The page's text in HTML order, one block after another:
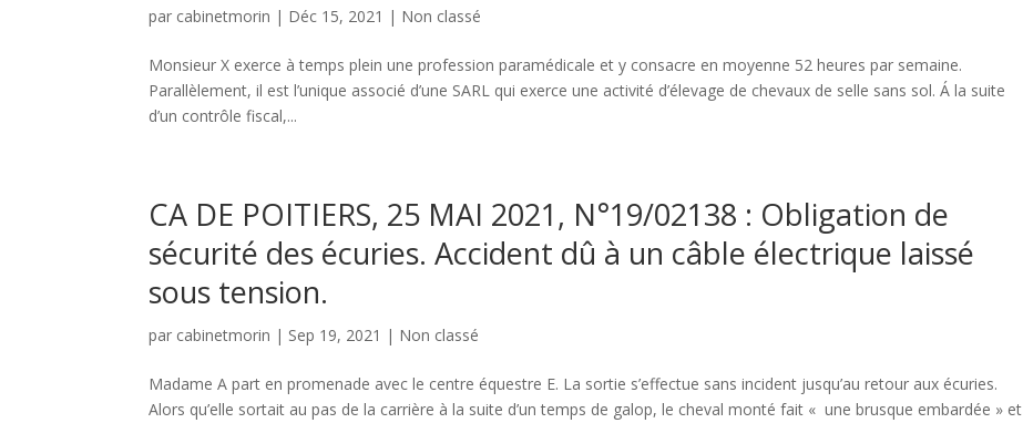
par cabinetmorin | Déc 15, 2021 | Non classé
Monsieur X exerce à temps plein une profession paramédicale et y consacre en moyenne 52 heures par semaine.
Parallèlement, il est l’unique associé d’une SARL qui exerce une activité d’élevage de chevaux de selle sans sol. Á la suite
d’un contrôle fiscal,...
CA DE POITIERS, 25 MAI 2021, N°19/02138 : Obligation de
sécurité des écuries. Accident dû à un câble électrique laissé
sous tension.
par cabinetmorin | Sep 19, 2021 | Non classé
Madame A part en promenade avec le centre équestre E. La sortie s’effectue sans incident jusqu’au retour aux écuries.
Alors qu’elle sortait au pas de la carrière à la suite d’un temps de galop, le cheval monté fait « une brusque embardée » et